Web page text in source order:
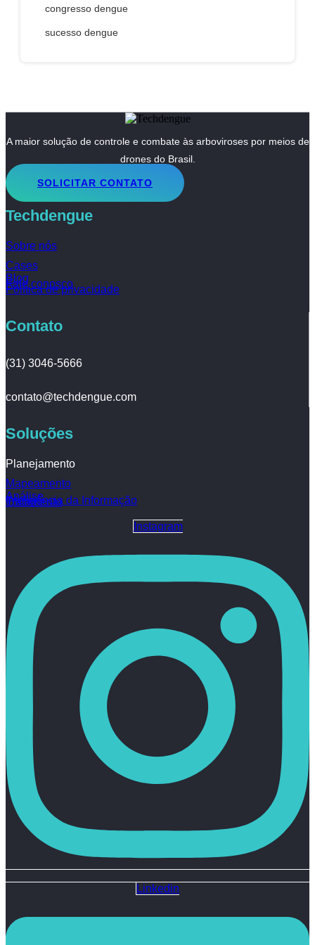
congresso dengue
sucesso dengue
A maior solução de controle e combate às arboviroses por meios de
drones do Brasil.
SOLICITAR CONTATO
Techdengue
Sobre nós
Cases
Blog
Fale conosco
Política de privacidade
Contato
(31) 3046-5666
contato@techdengue.com
Soluções
Planejamento
Mapeamento
Análise
Tratamento
Inteligência da Informação
Instagram
Linkedin